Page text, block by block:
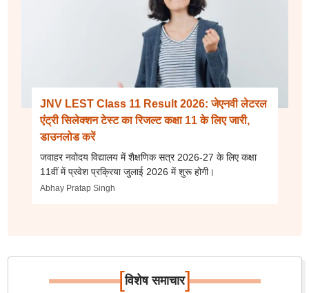
JNV LEST Class 11 Result 2026: जेएनवी लेटरल
एंट्री सिलेक्शन टेस्ट का रिजल्ट कक्षा 11 के लिए जारी,
डाउनलोड करें
जवाहर नवोदय विद्यालय में शैक्षणिक सत्र 2026-27 के लिए कक्षा
11वीं में प्रवेश प्रक्रिया जुलाई 2026 में शुरू होगी।
Abhay Pratap Singh
[विशेष समाचार]